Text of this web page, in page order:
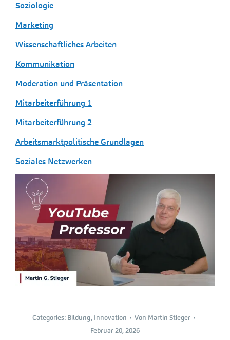
Soziologie
Marketing
Wissenschaftliches Arbeiten
Kommunikation
Moderation und Präsentation
Mitarbeiterführung 1
Mitarbeiterführung 2
Arbeitsmarktpolitische Grundlagen
Soziales Netzwerken
Categories: Bildung, Innovation Von Martin Stieger
Februar 20, 2026